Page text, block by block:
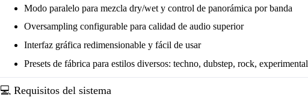
Modo paralelo para mezcla dry/wet y control de panorámica por banda
Oversampling configurable para calidad de audio superior
Interfaz gráfica redimensionable y fácil de usar
Presets de fábrica para estilos diversos: techno, dubstep, rock, experimental
💻 Requisitos del sistema